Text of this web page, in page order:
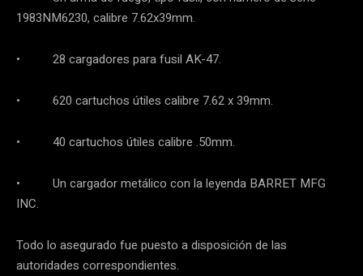
1983NM6230, calibre 7.62x39mm.
• 28 cargadores para fusil AK-47.
• 620 cartuchos útiles calibre 7.62 x 39mm.
• 40 cartuchos útiles calibre .50mm.
• Un cargador metálico con la leyenda BARRET MFG
INC.
Todo lo asegurado fue puesto a disposición de las
autoridades correspondientes.